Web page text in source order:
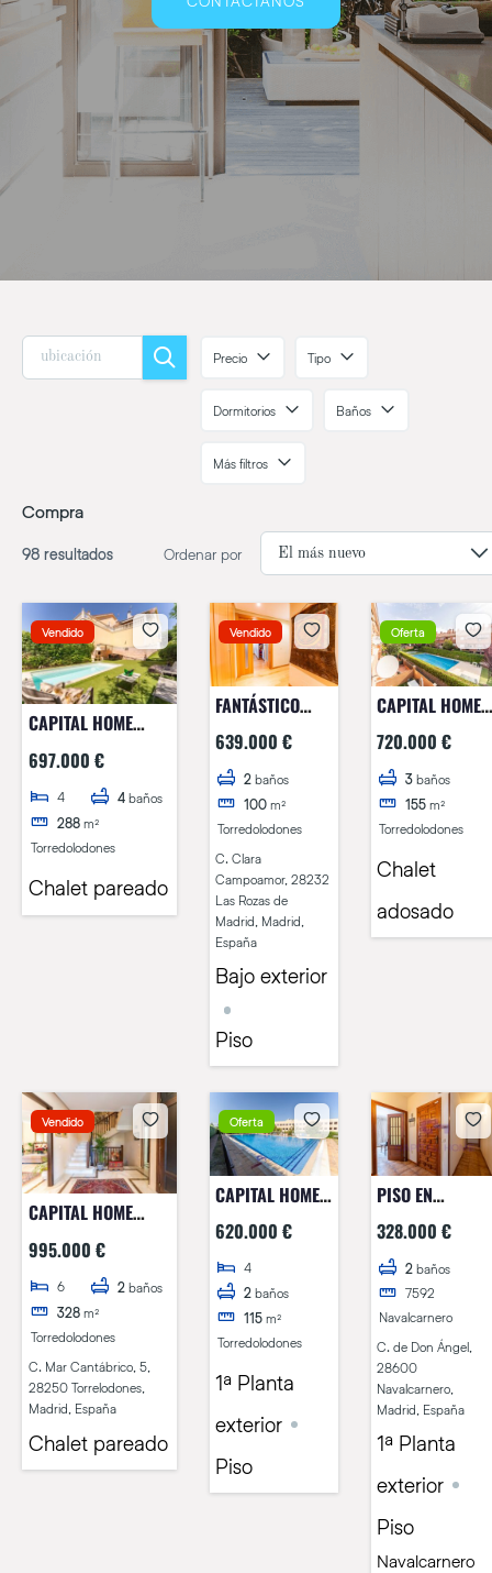
Precio Tipo
Dormitorios Baños
Más filtros
Compra
98 resultados Ordenar por
Vendido
CAPITAL HOME
TORRELODONES
VENDE EN
EXCLUSIVA CHALET
PAREADO CON
VISTAS
ESPECTACULARES
697.000 €
4 4 baños
288 m²
Torredolodones
Chalet pareado
Vendido
FANTÁSTICO
BAJO CON
JARDÍN EN
URBANIZACIÓN
PRIVADA EN LAS
ROZAS, CON
VISTAS A
DEHESA DE
NAVALCARBÓN
639.000 €
2 baños
100 m²
Torredolodones
C. Clara
Campoamor, 28232
Las Rozas de
Madrid, Madrid,
España
Bajo exterior
Piso
Oferta
CAPITAL HOME
VENDE EN
EXCLUSIVA
MAGNÍFICO
CHALET
ADOSADO EN
CLUB DE GOLF.
720.000 €
3 baños
155 m²
Torredolodones
Chalet
adosado
Vendido
CAPITAL HOME
TORRELODONESVENDE
EN EXCLUSIVA
FANTÁSTICO
CHALET EN EL
CENTRO DE
TORRELODONES.
995.000 €
6 2 baños
328 m²
Torredolodones
C. Mar Cantábrico, 5,
28250 Torrelodones,
Madrid, España
Chalet pareado
Oferta
CAPITAL HOME
VENDE EN
EXCLUSIVA
MAGNÍFICO
PISO EN PUNTA
GALEA.
620.000 €
4
2 baños
115 m²
Torredolodones
1ª Planta
exterior
Piso
PISO EN
PRIMERA
PLANTA CON
TERRAZA Y
NAVE/GARAJE
DE 70M
328.000 €
2 baños
7592
Navalcarnero
C. de Don Ángel,
28600
Navalcarnero,
Madrid, España
1ª Planta
exterior
Piso
Navalcarnero